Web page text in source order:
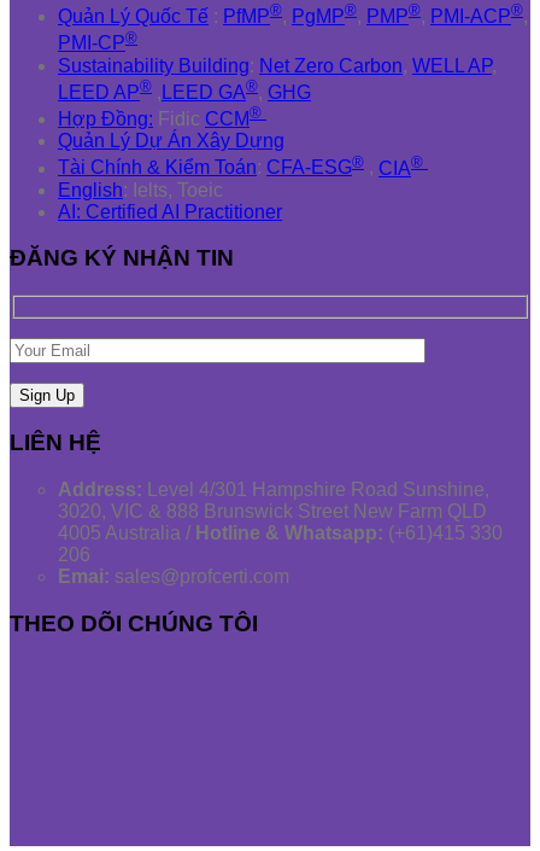
Quản Lý Quốc Tế : PfMP®, PgMP®, PMP®, PMI-ACP®,
PMI-CP®
Sustainability Building: Net Zero Carbon, WELL AP,
LEED AP® , LEED GA®, GHG
Hợp Đồng: Fidic CCM®
Quản Lý Dự Án Xây Dựng
Tài Chính & Kiểm Toán: CFA-ESG® , CIA®
English: Ielts, Toeic
AI: Certified AI Practitioner
ĐĂNG KÝ NHẬN TIN
LIÊN HỆ
Address: Level 4/301 Hampshire Road Sunshine,
3020, VIC & 888 Brunswick Street New Farm QLD
4005 Australia / Hotline & Whatsapp: (+61)415 330
206
Emai: sales@profcerti.com
THEO DÕI CHÚNG TÔI